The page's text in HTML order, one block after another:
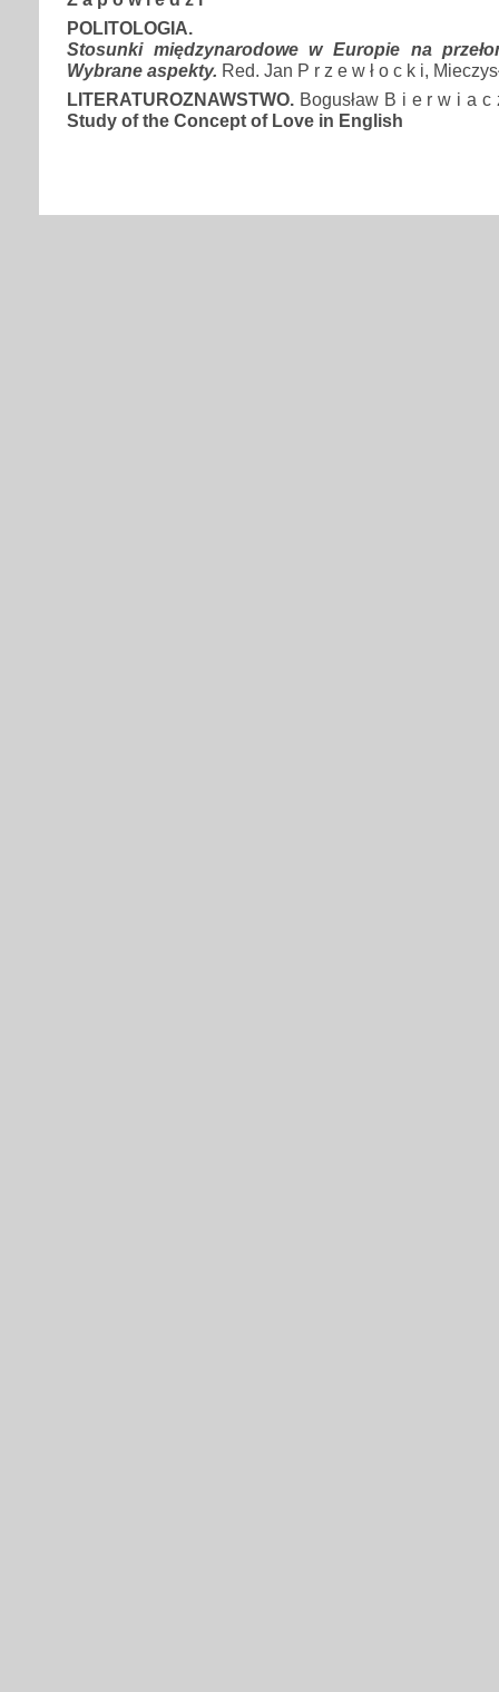
POLITOLOGIA.
Stosunki międzynarodowe w Europie na
Wybrane aspekty. Red. Jan P r z e w ł o c k i,
LITERATUROZNAWSTWO. Bogusław B i e r w i a
Study of the Concept of Love in English